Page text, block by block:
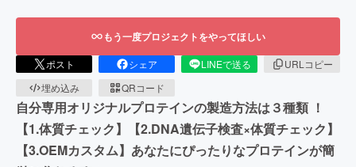
もう一度プロジェクトをやってほしい
ポスト シェア LINEで送る
URLコピー
埋め込み
QRコード
自分専用オリジナルプロテインの製造方法は３種類 ！
【1.体質チェック】【2.DNA遺伝子検査×体質チェック】
【3.OEMカスタム】あなたにぴったりなプロテインが簡